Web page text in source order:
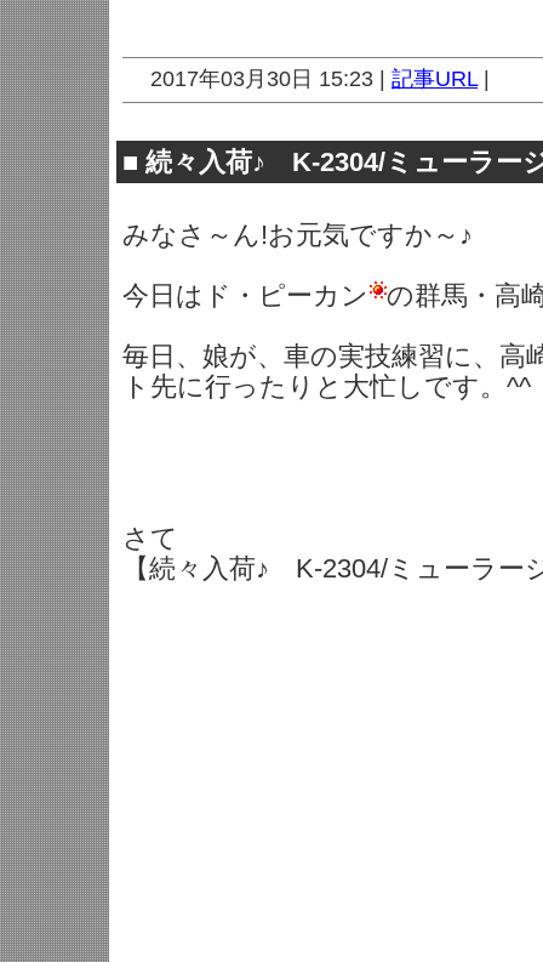
2017年03月30日 15:23 | 記事URL|
■ 続々入荷♪ K-2304/ミューラー
みなさ～ん!お元気ですか～♪
今日はド・ピーカン
の群馬・高
毎日、娘が、車の実技練習に、高
ト先に行ったりと大忙しです。^^
さて
【続々入荷♪ K-2304/ミューラー